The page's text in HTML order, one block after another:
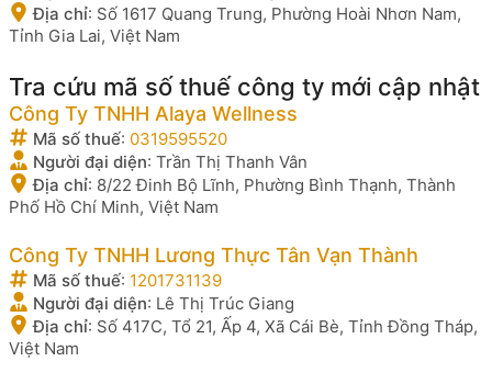
Địa chỉ: Số 1617 Quang Trung, Phường Hoài Nhơn Nam,
Tỉnh Gia Lai, Việt Nam
Tra cứu mã số thuế công ty mới cập nhật
Công Ty TNHH Alaya Wellness
Mã số thuế: 0319595520
Người đại diện: Trần Thị Thanh Vân
Địa chỉ: 8/22 Đinh Bộ Lĩnh, Phường Bình Thạnh, Thành
Phố Hồ Chí Minh, Việt Nam
Công Ty TNHH Lương Thực Tân Vạn Thành
Mã số thuế: 1201731139
Người đại diện: Lê Thị Trúc Giang
Địa chỉ: Số 417C, Tổ 21, Ấp 4, Xã Cái Bè, Tỉnh Đồng Tháp,
Việt Nam